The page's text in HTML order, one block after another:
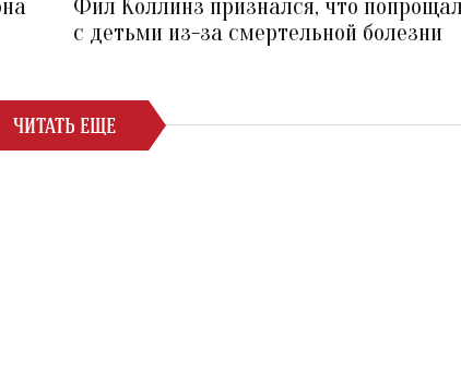
Фил Коллинз признался, что
с детьми из-за смертельной болезни
ЧИТАТЬ ЕЩЕ